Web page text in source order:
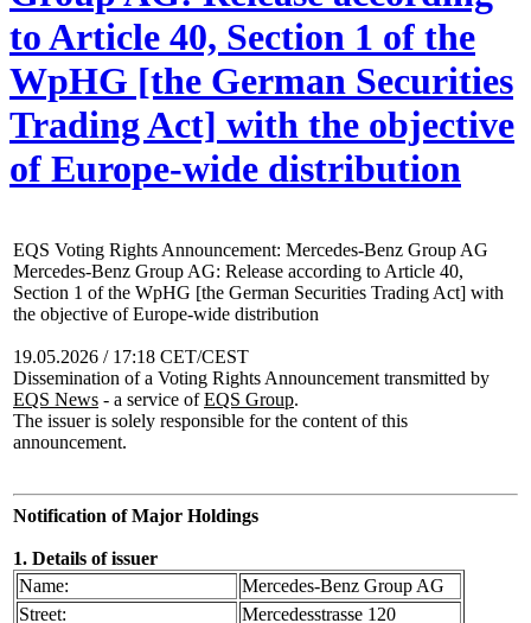
to Article 40, Section 1 of the
WpHG [the German Securities
Trading Act] with the objective
of Europe-wide distribution
EQS Voting Rights Announcement: Mercedes-Benz Group AG
Mercedes-Benz Group AG: Release according to Article 40,
Section 1 of the WpHG [the German Securities Trading Act] with
the objective of Europe-wide distribution
19.05.2026 / 17:18 CET/CEST
Dissemination of a Voting Rights Announcement transmitted by
EQS News - a service ofEQS Group.
The issuer is solely responsible for the content of this
announcement.
Notification of Major Holdings
1. Details of issuer
Name:
Mercedes-Benz Group AG
Street:
Mercedesstrasse 120